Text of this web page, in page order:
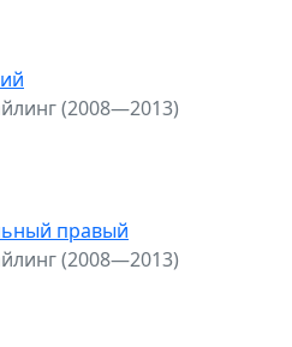
(2008—2013)
правый
(2008—2013)